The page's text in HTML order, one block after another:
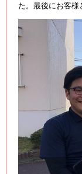
た。最後にお客様